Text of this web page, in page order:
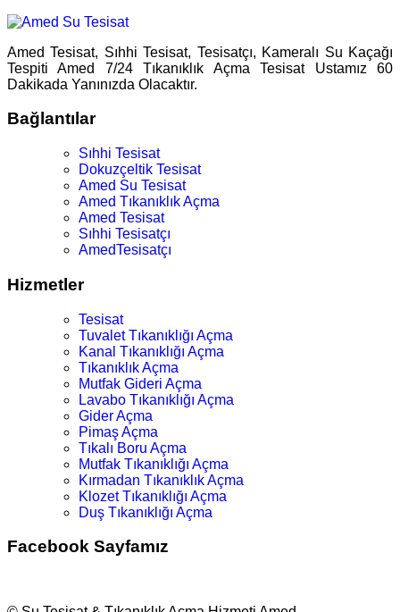
Amed Tesisat, Sıhhi Tesisat, Tesisatçı, Kameralı Su Kaçağı
Tespiti Amed 7/24 Tıkanıklık Açma Tesisat Ustamız 60
Dakikada Yanınızda Olacaktır.
Bağlantılar
Sıhhi Tesisat
Dokuzçeltik Tesisat
Amed Su Tesisat
Amed Tıkanıklık Açma
Amed Tesisat
Sıhhi Tesisatçı
AmedTesisatçı
Hizmetler
Tesisat
Tuvalet Tıkanıklığı Açma
Kanal Tıkanıklığı Açma
Tıkanıklık Açma
Mutfak Gideri Açma
Lavabo Tıkanıklığı Açma
Gider Açma
Pimaş Açma
Tıkalı Boru Açma
Mutfak Tıkanıklığı Açma
Kırmadan Tıkanıklık Açma
Klozet Tıkanıklığı Açma
Duş Tıkanıklığı Açma
Facebook Sayfamız